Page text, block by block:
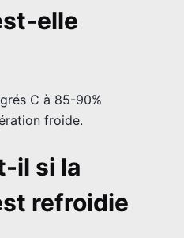
elle
C à 85-90%
froide.
il si la
refroidie